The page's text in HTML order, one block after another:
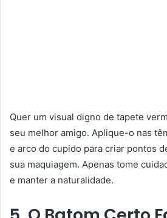
Quer um visual digno de tapete
seu melhor amigo. Aplique-o nas
e arco do cupido para criar pontos
sua maquiagem. Apenas tome
e manter a naturalidade.